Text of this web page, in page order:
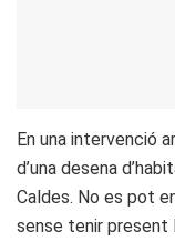
En una intervenció
d’una desena
Caldes. No es pot
sense tenir present